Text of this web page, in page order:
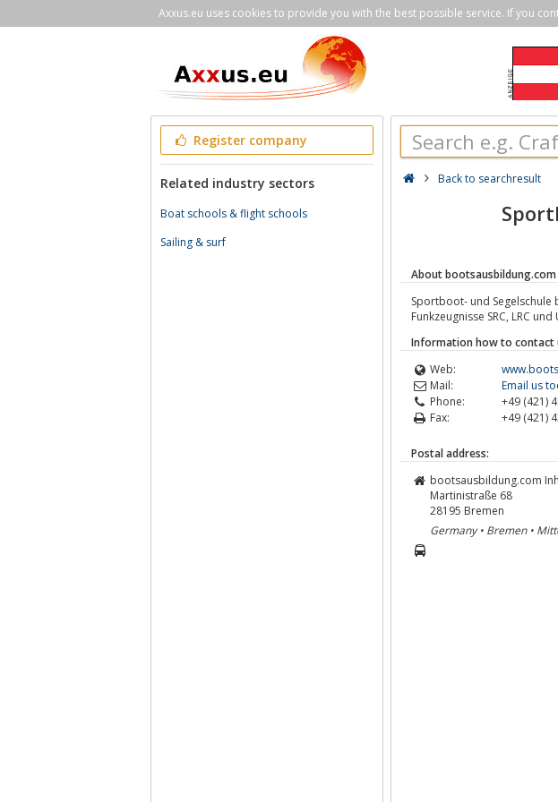
Axxus.eu uses cookies to provide you with the best possible service. If you
Register company
Related industry sectors
Boat schools & flight schools
Sailing & surf
Back to searchresult
About bootsausbildung.com
Sportboot- und Segelschule
Funkzeugnisse SRC, LRC und
Information how to contact
Web:
Mail:
Email us
Phone:
+49 (421)
Fax:
+49 (421)
Postal address:
bootsausbildung.com
Martinistraße 68
28195 Bremen
Germany • Bremen •